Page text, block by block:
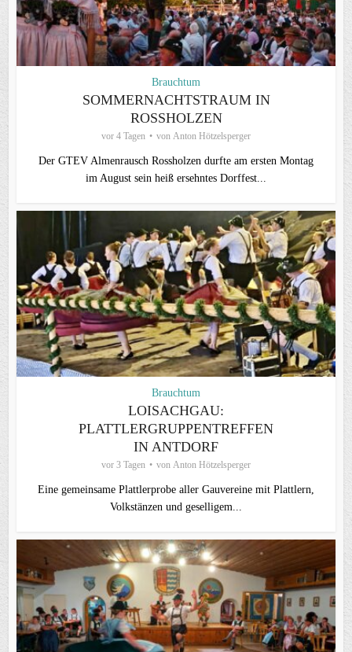
Brauchtum
SOMMERNACHTSTRAUM IN
ROSSHOLZEN
vor 4 Tagen von Anton Hötzelsperger
Der GTEV Almenrausch Rossholzen durfte am ersten Montag
im August sein heiß ersehntes Dorffest...
Brauchtum
LOISACHGAU:
PLATTLERGRUPPENTREFFEN
IN ANTDORF
vor 3 Tagen von Anton Hötzelsperger
Eine gemeinsame Plattlerprobe aller Gauvereine mit Plattlern,
Volkstänzen und geselligem...